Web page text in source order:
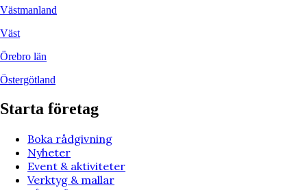
Västmanland
Väst
Örebro län
Östergötland
Starta företag
Boka rådgivning
Nyheter
Event & aktiviteter
Verktyg & mallar